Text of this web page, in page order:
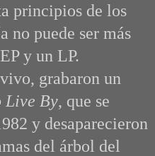
principios de los
no puede ser más
y un LP.
grabaron un
Live By, que se
y desaparecieron
del árbol del